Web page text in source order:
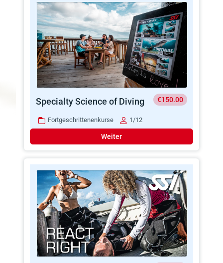
Specialty Science of Diving €150.00
Fortgeschrittenenkurse 1/12
Weiter